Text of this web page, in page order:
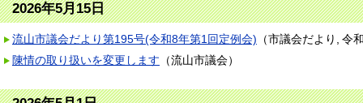
2026年5月15日
流山市議会だより第195号(令和8年第1回定例会) （市議会だより
令
陳情の取り扱いを変更します （流山市議会）